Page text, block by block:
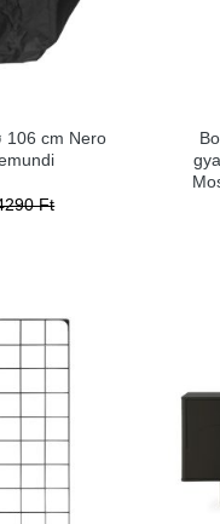
106 cm Nero
Ft